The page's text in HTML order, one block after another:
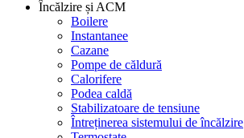
Încălzire și ACM
Boilere
Instantanee
Cazane
Pompe de căldură
Calorifere
Podea caldă
Stabilizatoare de tensiune
Întreținerea sistemului de încălzire